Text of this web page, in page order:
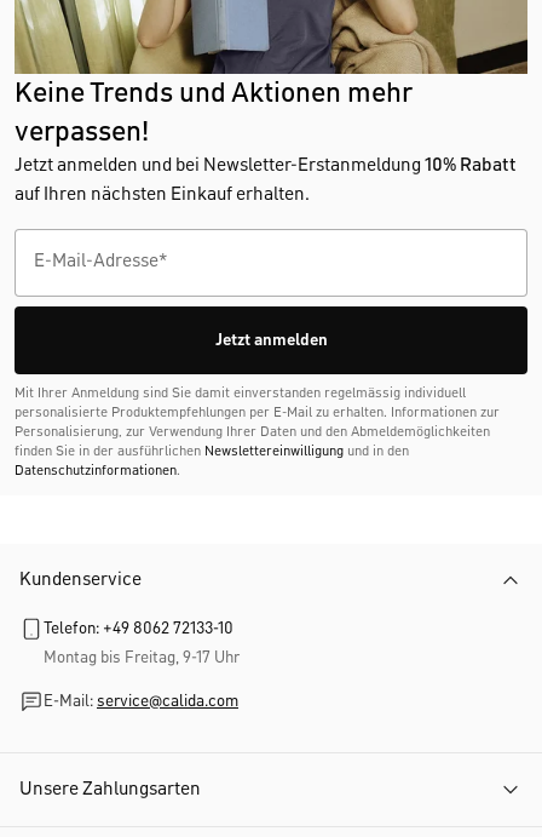
Keine Trends und Aktionen mehr
verpassen!
Jetzt anmelden und bei Newsletter-Erstanmeldung 10% Rabatt
auf Ihren nächsten Einkauf erhalten.
Jetzt anmelden
Mit Ihrer Anmeldung sind Sie damit einverstanden regelmässig individuell
personalisierte Produktempfehlungen per E-Mail zu erhalten. Informationen zur
Personalisierung, zur Verwendung Ihrer Daten und den Abmelde­möglichkeiten
finden Sie in der ausführlichen Newslettereinwilligung und in den
Datenschutzinformationen.
Kundenservice
Telefon: +49 8062 72133-10
Montag bis Freitag, 9-17 Uhr
E-Mail: service@calida.com
Unsere Zahlungsarten